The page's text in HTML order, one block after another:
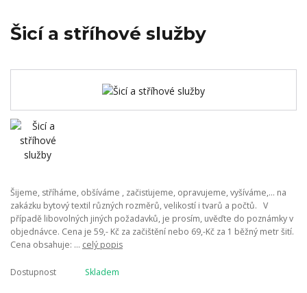
Šicí a stříhové služby
Šijeme, stříháme, obšíváme , začisťujeme, opravujeme, vyšíváme,... na
zakázku bytový textil různých rozměrů, velikostí i tvarů a počtů. V
případě libovolných jiných požadavků, je prosím, uvěďte do poznámky v
objednávce. Cena je 59,- Kč za začištění nebo 69,-Kč za 1 běžný metr šití.
Cena obsahuje: ... celý popis
Dostupnost Skladem